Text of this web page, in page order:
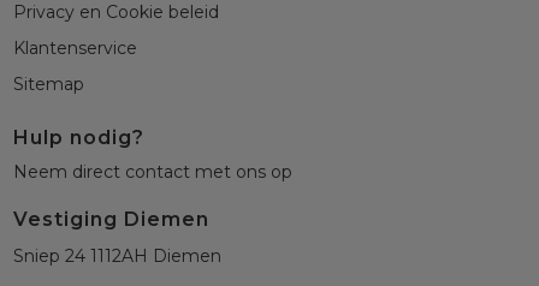
Privacy en Cookie beleid
Klantenservice
Sitemap
Hulp nodig?
Neem direct contact met ons op
Vestiging Diemen
Sniep 24 1112AH Diemen